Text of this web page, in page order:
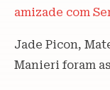
amizade com
Jade Picon,
Manieri foram